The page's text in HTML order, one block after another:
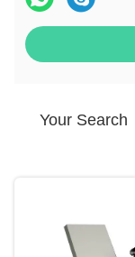
Your Search